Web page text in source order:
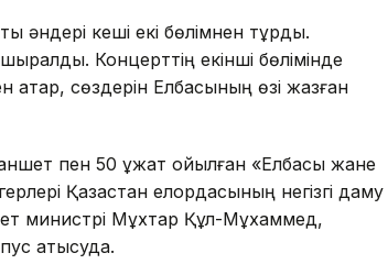
әндері кеші екі бөлімнен тұрды.
Концерттің екінші бөлімінде
сөздерін Елбасының өзі жазған
пен 50 құжат қойылған «Елбасы жане
Қазақстан елордасының негізгі даму
министрі Мұхтар Құл-Мұхаммед,
қатысуда.